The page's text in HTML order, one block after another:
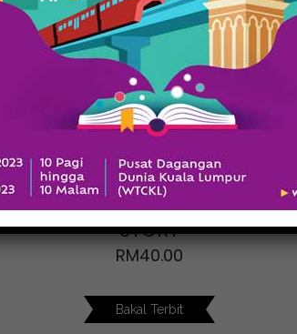
A MALAYSIAN
GRANDFATHER
STORY
RM40.00
Bakal Terbit